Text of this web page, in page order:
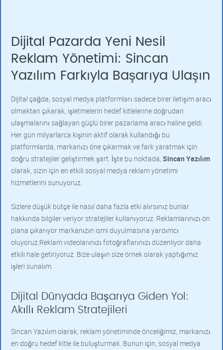
Dijital Pazarda Yeni Nesil
Reklam Yönetimi: Sincan
Yazılım Farkıyla Başarıya Ulaşın
Dijital çağda, sosyal medya platformları sadece birer iletişim aracı
olmaktan çıkarak, işletmelerin hedef kitlelerine doğrudan
ulaşmalarını sağlayan güçlü birer pazarlama aracı haline geldi.
Her gün milyarlarca kişinin aktif olarak kullandığı bu
platformlarda, markanızı öne çıkarmak ve fark yaratmak için
doğru stratejiler geliştirmek şart. İşte bu noktada, Sincan Yazılım
olarak, sizin için en etkili sosyal medya reklam yönetimi
hizmetlerini sunuyoruz.
Sizlere düşük bütçe ile nasıl daha fazla etki alırsınız bunlar
hakkında bilgiler veriyor stratejiler kullanıyoruz. Reklamlarınızı ön
plana çıkarıyor markanızın ismi duyulmasına yardımcı
oluyoruz.Reklam videolarınızı fotoğraflarınızı düzenliyor daha
etkili hale getiriyoruz. Bize ulaşın size örnek olarak yaptığımız
işleri sunalım.
Dijital Dünyada Başarıya Giden Yol:
Akıllı Reklam Stratejileri
Sincan Yazılım olarak, reklam yönetiminde önceliğimiz, markanızı
en doğru hedef kitle ile buluşturmak. Bunun için, sosyal medya